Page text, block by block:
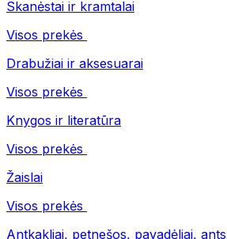
Skanėstai ir kramtalai
Visos prekės
Drabužiai ir aksesuarai
Visos prekės
Knygos ir literatūra
Visos prekės
Žaislai
Visos prekės
Antkakliai, petnešos, pavadėliai,